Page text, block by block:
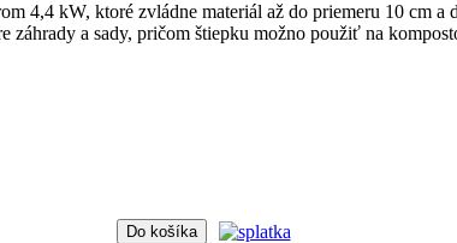
4,4 kW, ktoré zvládne materiál až do priemeru 10 cm
a sady, pričom štiepku možno použiť na
Do košíka